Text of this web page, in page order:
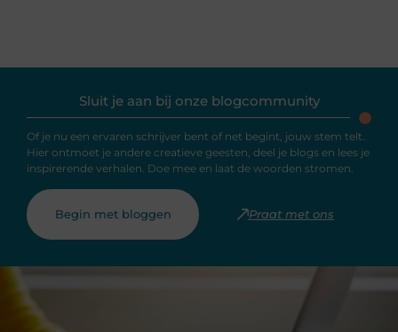
Sluit je aan bij onze blogcommunity
Of je nu een ervaren schrijver bent of net begint, jouw stem telt.
Hier ontmoet je andere creatieve geesten, deel je blogs en lees je
inspirerende verhalen. Doe mee en laat de woorden stromen.
Begin met bloggen Praat met ons